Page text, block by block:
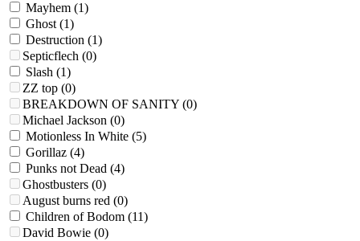
Mayhem (1)
Ghost(1)
Destruction (1)
Septicflech (0)
Slash (1)
ZZ top (0)
BREAKDOWN OF SANITY (0)
Michael Jackson (0)
Motionless In Whitе (5)
Gorillaz (4)
Punks not Dead (4)
Ghostbusters (0)
August burns red (0)
Children of Bodom (11)
David Bowie (0)